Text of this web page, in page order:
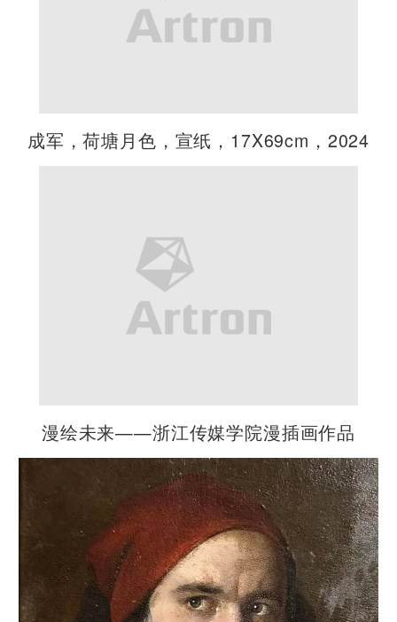
成军，荷塘月色，宣纸，17X69cm，2024
漫绘未来——浙江传媒学院漫插画作品